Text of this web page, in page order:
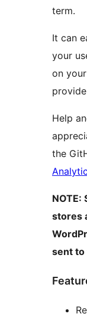
term.
It can
your
on
Help
the
NOTE:
stores
sent